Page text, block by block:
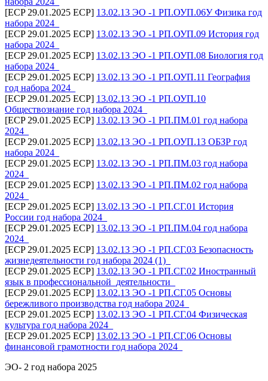
[ECP 29.01.2025 ECP] 13.02.13 ЭО -1 РП.ОУП.06У Физика год
набора 2024_
[ECP 29.01.2025 ECP] 13.02.13 ЭО -1 РП.ОУП.09 История год
набора 2024_
[ECP 29.01.2025 ECP] 13.02.13 ЭО -1 РП.ОУП.08 Биология год
набора 2024_
[ECP 29.01.2025 ECP] 13.02.13 ЭО -1 РП.ОУП.11 География
год набора 2024_
[ECP 29.01.2025 ECP] 13.02.13 ЭО -1 РП.ОУП.10
Обществознание год набора 2024_
[ECP 29.01.2025 ECP] 13.02.13 ЭО -1 РП.ПМ.01 год набора
2024_
[ECP 29.01.2025 ECP] 13.02.13 ЭО -1 РП.ОУП.13 ОБЗР год
набора 2024_
[ECP 29.01.2025 ECP] 13.02.13 ЭО -1 РП.ПМ.03 год набора
2024_
[ECP 29.01.2025 ECP] 13.02.13 ЭО -1 РП.ПМ.02 год набора
2024_
[ECP 29.01.2025 ECP] 13.02.13 ЭО -1 РП.СГ.01 История
России год набора 2024_
[ECP 29.01.2025 ECP] 13.02.13 ЭО -1 РП.ПМ.04 год набора
2024_
[ECP 29.01.2025 ECP] 13.02.13 ЭО -1 РП.СГ.03 Безопасность
жизнедеятельности год набора 2024 (1)_
[ECP 29.01.2025 ECP] 13.02.13 ЭО -1 РП.СГ.02 Иностранный
язык в профессиональной_деятельности_
[ECP 29.01.2025 ECP] 13.02.13 ЭО -1 РП.СГ.05 Основы
бережливого производства год набора 2024_
[ECP 29.01.2025 ECP] 13.02.13 ЭО -1 РП.СГ.04 Физическая
культура год набора 2024_
[ECP 29.01.2025 ECP] 13.02.13 ЭО -1 РП.СГ.06 Основы
финансовой грамотности год набора 2024_
ЭО- 2 год набора 2025